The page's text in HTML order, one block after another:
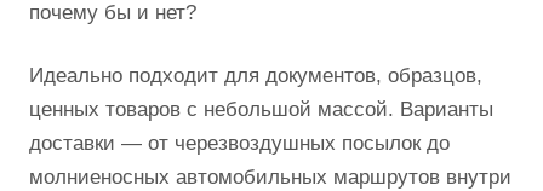
почему бы и нет?
Идеально подходит для документов, образцов,
ценных товаров с небольшой массой. Варианты
доставки — от черезвоздушных посылок до
молниеносных автомобильных маршрутов внутри